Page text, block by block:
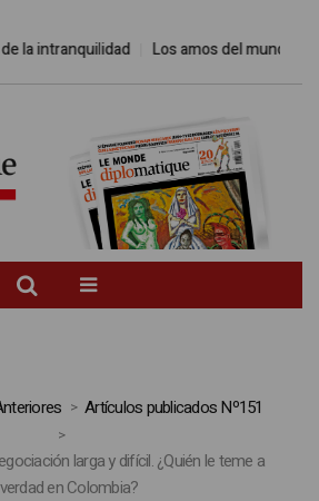
Los amos del mundo
Artículos publicados Nº151
larga y difícil. ¿Quién le teme a
en Colombia?